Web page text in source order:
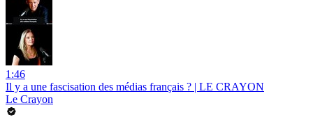
1:46
Il y a une fascisation des médias français ? | LE CRAYON
Le Crayon